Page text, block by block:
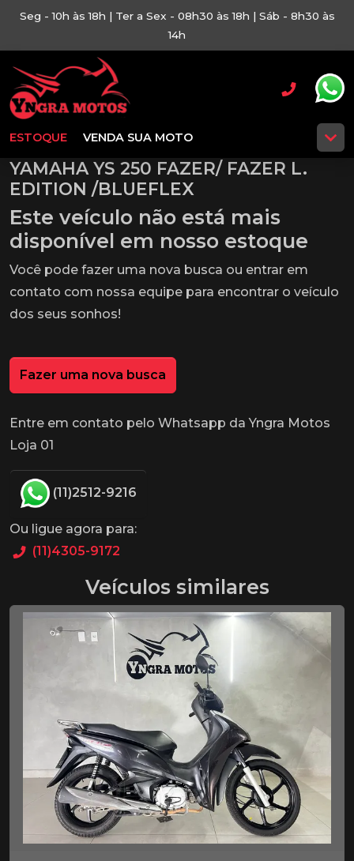
Seg - 10h às 18h | Ter a Sex - 08h30 às 18h | Sáb - 8h30 às
14h
ESTOQUE VENDA SUA MOTO
YAMAHA YS 250 FAZER/ FAZER L.
EDITION /BLUEFLEX
Este veículo não está mais
disponível em nosso estoque
Você pode fazer uma nova busca ou entrar em
contato com nossa equipe para encontrar o veículo
dos seus sonhos!
Fazer uma nova busca
Entre em contato pelo Whatsapp da Yngra Motos
Loja 01
(11)2512-9216
Ou ligue agora para:
(11)4305-9172
Veículos similares